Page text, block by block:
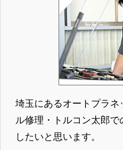
埼玉にあるオートプラ
ル修理・トルコン太郎で
したいと思います。